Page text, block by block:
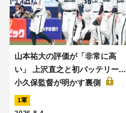
山本祐大の評価が「非常に高
い」 上沢直之と初バッテリー...
小久保監督が明かす裏側
1軍